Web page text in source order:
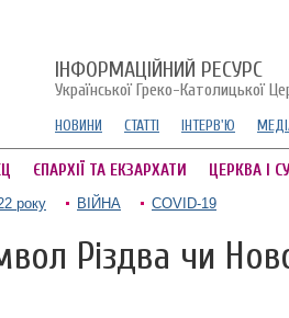
ІНФОРМАЦІЙНИЙ РЕСУРС
Української Греко-Католицької
НОВИНИ СТАТТІ ІНТЕРВ'Ю
ЄПАРХІЇ ТА ЕКЗАРХАТИ ЦЕРКВА І
року ВІЙНА COVID-19
Різдва чи